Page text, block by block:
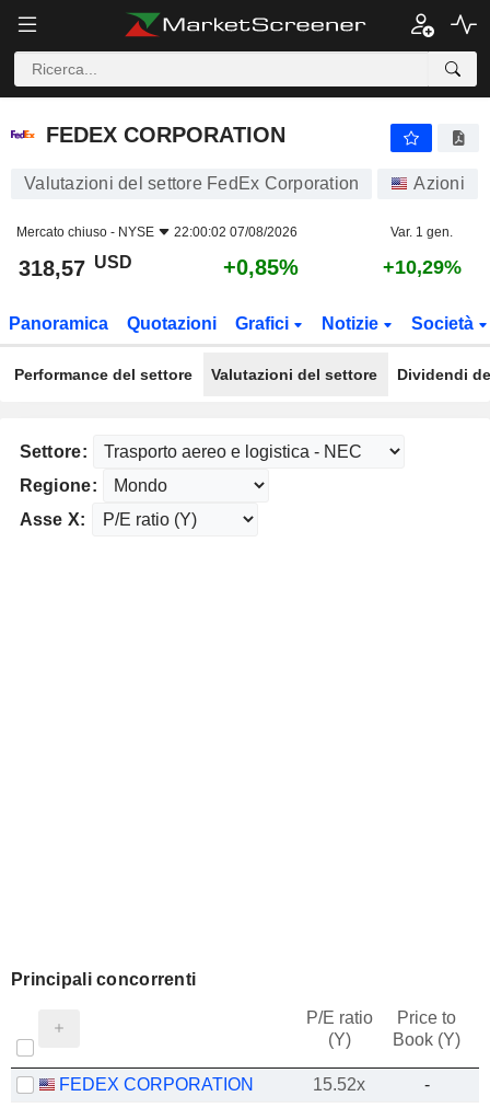
FEDEX CORPORATION
FEDEX CORPORATION
Valutazioni del settore FedEx Corporation Azioni
Mercato chiuso - NYSE 22:00:02 07/08/2026 Var. 1 gen.
318,57 USD +0,85% +10,29%
Panoramica Quotazioni Grafici Notizie Società
Performance del settore Valutazioni del settore Dividendi
Settore:
Regione:
Asse X:
Principali concorrenti
P/E ratio
(Y)
Price to
Book (Y)
FEDEX CORPORATION 15.52x
-